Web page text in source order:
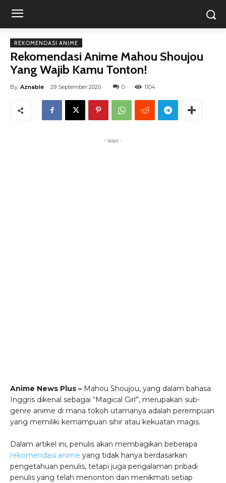
REKOMENDASI ANIME
Rekomendasi Anime Mahou Shoujou
Yang Wajib Kamu Tonton!
By Aznable 29 September 2020 0 1104
- Iklan -
Anime News Plus – Mahou Shoujou, yang dalam bahasa
Inggris dikenal sebagai “Magical Girl”, merupakan sub-
genre anime di mana tokoh utamanya adalah perempuan
yang memiliki kemampuan sihir atau kekuatan magis.
Dalam artikel ini, penulis akan membagikan beberapa
rekomendasi anime yang tidak hanya berdasarkan
pengetahuan penulis, tetapi juga pengalaman pribadi
penulis yang telah menonton dan menikmati setiap